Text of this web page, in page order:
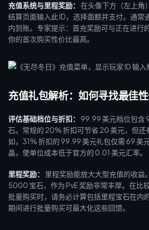
充值系统与里程奖励：
在头像下方（左上角
结算页面输入此 ID，选择面额并支付。通常
内到账。专家提示：首充奖励可与正在进行
你的首次购买性价比最高。
充值礼包解析：如何寻找最佳
评估基础档位与折扣：
99.99 美元档位包含
石。常规的 20% 折扣可节省 20 美元，但还
如，31% 折扣的 99.99 美元礼包仅需 69 美
晶，使单位成本低于官方的 0.01 美元汇率。
里程奖励：
里程奖励能放大大型充值的收
5000 宝石，作为 PvE 奖励非常丰厚。在比
批量购买时，请务必计算包括里程宝石在内
期间进行批量购买可最大化这些回馈。